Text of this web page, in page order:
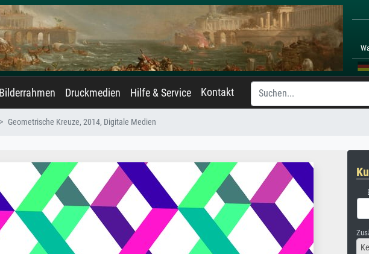
Bilderrahmen Druckmedien Hilfe & Service Kontakt
Geometrische Kreuze, 2014, Digitale Medien